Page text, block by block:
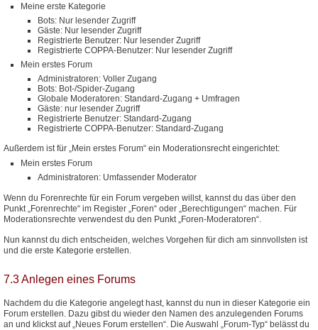
Meine erste Kategorie
Bots: Nur lesender Zugriff
Gäste: Nur lesender Zugriff
Registrierte Benutzer: Nur lesender Zugriff
Registrierte COPPA-Benutzer: Nur lesender Zugriff
Mein erstes Forum
Administratoren: Voller Zugang
Bots: Bot-/Spider-Zugang
Globale Moderatoren: Standard-Zugang + Umfragen
Gäste: nur lesender Zugriff
Registrierte Benutzer: Standard-Zugang
Registrierte COPPA-Benutzer: Standard-Zugang
Außerdem ist für „Mein erstes Forum“ ein Moderationsrecht eingerichtet:
Mein erstes Forum
Administratoren: Umfassender Moderator
Wenn du Forenrechte für ein Forum vergeben willst, kannst du das über den
Punkt „Forenrechte“ im Register „Foren“ oder „Berechtigungen“ machen. Für
Moderationsrechte verwendest du den Punkt „Foren-Moderatoren“.
Nun kannst du dich entscheiden, welches Vorgehen für dich am sinnvollsten ist
und die erste Kategorie erstellen.
7.3 Anlegen eines Forums
Nachdem du die Kategorie angelegt hast, kannst du nun in dieser Kategorie ein
Forum erstellen. Dazu gibst du wieder den Namen des anzulegenden Forums
an und klickst auf „Neues Forum erstellen“. Die Auswahl „Forum-Typ“ belässt du